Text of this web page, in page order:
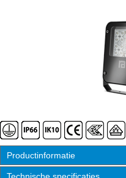
Productinformatie